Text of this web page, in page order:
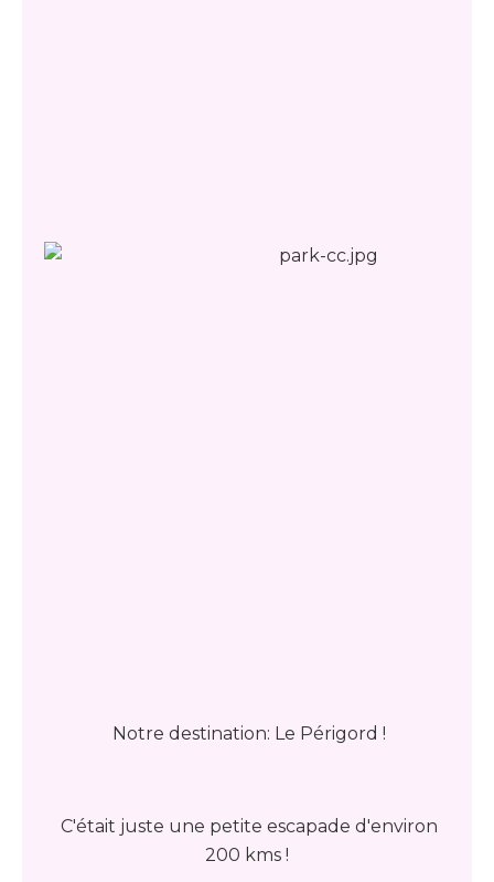
Notre destination: Le Périgord !
C'était juste une petite escapade d'environ
200 kms !